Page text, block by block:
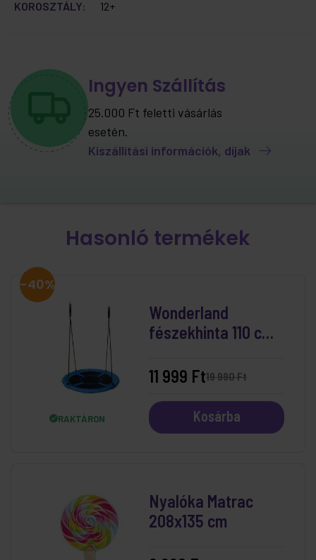
KOROSZTÁLY: 12+
Ingyen Szállítás
25.000 Ft feletti vásárlás
esetén.
Kiszállítási információk, díjak
Hasonló termékek
-40%
RAKTÁRON
Wonderland
fészekhinta 110 cm
19 990 Ft
11 999 Ft
Kosárba
Nyalóka Matrac
208x135 cm